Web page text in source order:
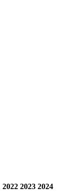
2022 2023 2024